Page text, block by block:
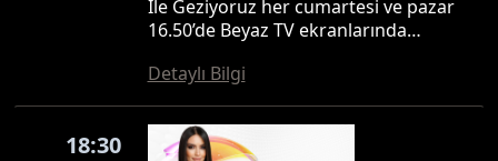
İle Geziyoruz her cumartesi ve pazar
16.50’de Beyaz TV ekranlarında…
Detaylı Bilgi
18:30